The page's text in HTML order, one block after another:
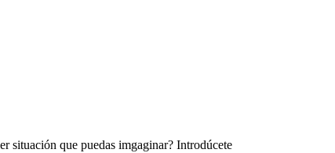
situación que puedas imgaginar? Introdúcete